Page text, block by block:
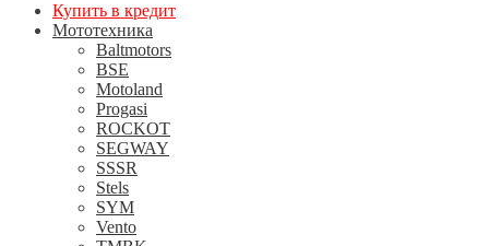
Купить в кредит
Мототехника
Baltmotors
BSE
Motoland
Progasi
ROCKOT
SEGWAY
SSSR
Stels
SYM
Vento